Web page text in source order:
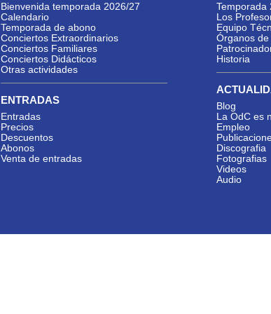
Bienvenida temporada 2026/27
Calendario
Temporada de abono
Conciertos Extraordinarios
Conciertos Familiares
Conciertos Didácticos
Otras actividades
ENTRADAS
Entradas
Precios
Descuentos
Abonos
Venta de entradas
Temporada
Los
Equipo
Órganos de
Historia
Blog
La OdC es
Empleo
Discografia
Fotografias
Videos
Audio